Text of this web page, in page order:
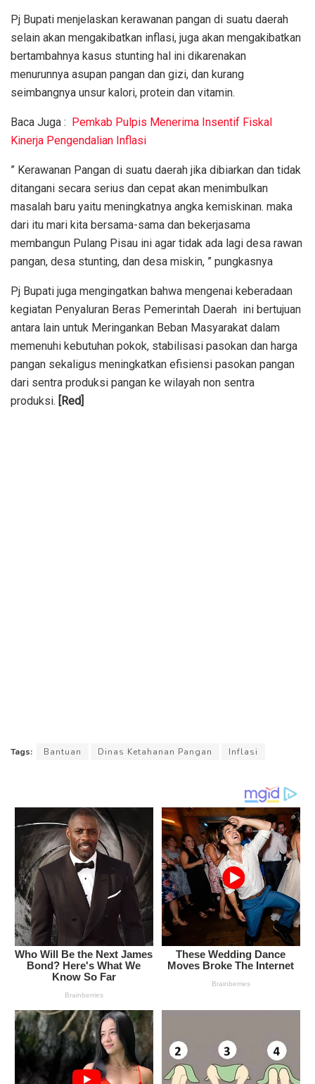
Pj Bupati menjelaskan kerawanan pangan di suatu daerah
selain akan mengakibatkan inflasi, juga akan mengakibatkan
bertambahnya kasus stunting hal ini dikarenakan
menurunnya asupan pangan dan gizi, dan kurang
seimbangnya unsur kalori, protein dan vitamin.
Baca Juga : Pemkab Pulpis Menerima Insentif Fiskal
Kinerja Pengendalian Inflasi
” Kerawanan Pangan di suatu daerah jika dibiarkan dan tidak
ditangani secara serius dan cepat akan menimbulkan
masalah baru yaitu meningkatnya angka kemiskinan. maka
dari itu mari kita bersama-sama dan bekerjasama
membangun Pulang Pisau ini agar tidak ada lagi desa rawan
pangan, desa stunting, dan desa miskin, ” pungkasnya
Pj Bupati juga mengingatkan bahwa mengenai keberadaan
kegiatan Penyaluran Beras Pemerintah Daerah ini bertujuan
antara lain untuk Meringankan Beban Masyarakat dalam
memenuhi kebutuhan pokok, stabilisasi pasokan dan harga
pangan sekaligus meningkatkan efisiensi pasokan pangan
dari sentra produksi pangan ke wilayah non sentra
produksi. [Red]
Tags: Bantuan Dinas Ketahanan Pangan Inflasi